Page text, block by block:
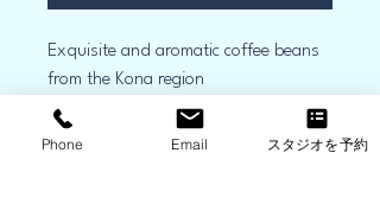
Exquisite and aromatic coffee beans
from the Kona region
Phone Email スタジオを予約